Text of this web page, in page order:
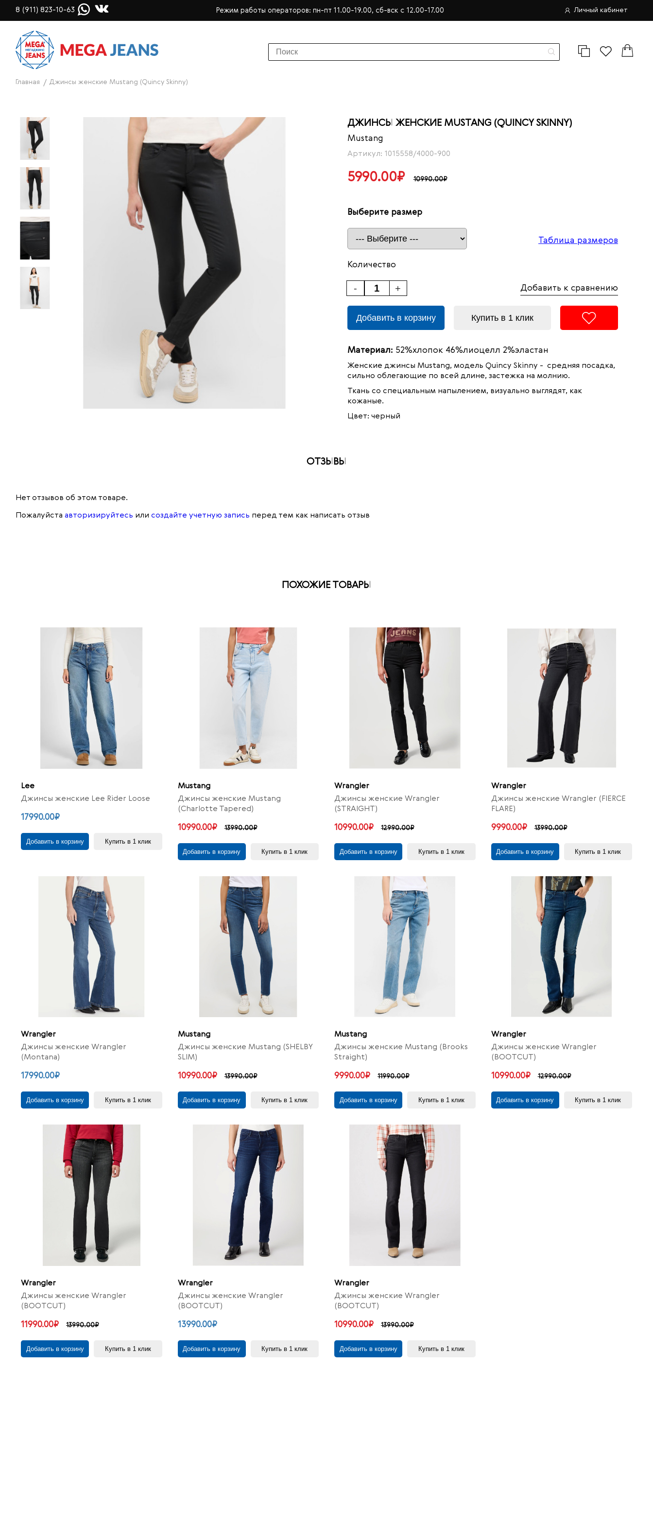
8 (911) 823-10-63 Режим работы операторов: пн-пт 11.00-19.00, сб-вск с 12.00-17.00 Личный кабинет
Главная Джинсы женские Mustang (Quincy Skinny)
ДЖИНСЫ ЖЕНСКИЕ MUSTANG (QUINCY SKINNY)
Mustang
Артикул: 1015558/4000-900
5990.00₽ 10990.00₽
Выберите размер
Таблица размеров
Количество
+
- Добавить к сравнению
Добавить в корзину Купить в 1 клик
Материал: 52%хлопок 46%лиоцелл 2%эластан
Женские джинсы Mustang, модель Quincy Skinny - средняя посадка,
сильно облегающие по всей длине, застежка на молнию.
Ткань со специальным напылением, визуально выглядят, как
кожаные.
Цвет: черный
ОТЗЫВЫ
Нет отзывов об этом товаре.
Пожалуйста авторизируйтесь или создайте учетную запись перед тем как написать отзыв
ПОХОЖИЕ ТОВАРЫ
Lee
Джинсы женские Lee Rider Loose
17990.00₽
Добавить в корзину Купить в 1 клик
Mustang
Джинсы женские Mustang
(Charlotte Tapered)
10990.00₽ 13990.00₽
Добавить в корзину Купить в 1 клик
Wrangler
Джинсы женские Wrangler
(STRAIGHT)
10990.00₽ 12990.00₽
Добавить в корзину Купить в 1 клик
Wrangler
Джинсы женские Wrangler (FIERCE
FLARE)
9990.00₽ 13990.00₽
Добавить в корзину Купить в 1 клик
Wrangler
Джинсы женские Wrangler
(Montana)
17990.00₽
Добавить в корзину Купить в 1 клик
Mustang
Джинсы женские Mustang (SHELBY
SLIM)
10990.00₽ 13990.00₽
Добавить в корзину Купить в 1 клик
Mustang
Джинсы женские Mustang (Brooks
Straight)
9990.00₽ 11990.00₽
Добавить в корзину Купить в 1 клик
Wrangler
Джинсы женские Wrangler
(BOOTCUT)
10990.00₽ 12990.00₽
Добавить в корзину Купить в 1 клик
Wrangler
Джинсы женские Wrangler
(BOOTCUT)
11990.00₽ 13990.00₽
Добавить в корзину Купить в 1 клик
Wrangler
Джинсы женские Wrangler
(BOOTCUT)
13990.00₽
Добавить в корзину Купить в 1 клик
Wrangler
Джинсы женские Wrangler
(BOOTCUT)
10990.00₽ 13990.00₽
Добавить в корзину Купить в 1 клик